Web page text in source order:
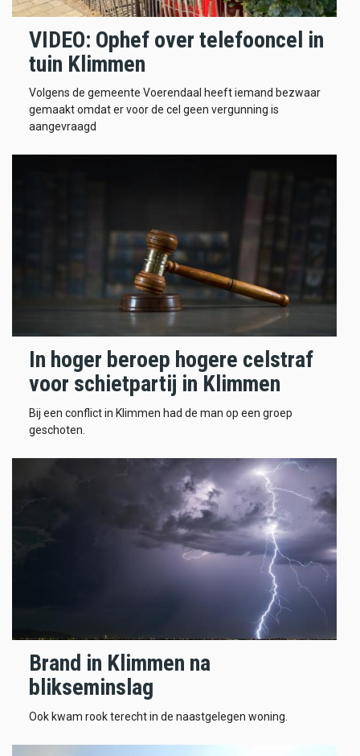
VIDEO: Ophef over telefooncel in
tuin Klimmen
Volgens de gemeente Voerendaal heeft iemand bezwaar
gemaakt omdat er voor de cel geen vergunning is
aangevraagd
In hoger beroep hogere celstraf
voor schietpartij in Klimmen
Bij een conflict in Klimmen had de man op een groep
geschoten.
Brand in Klimmen na
blikseminslag
Ook kwam rook terecht in de naastgelegen woning.